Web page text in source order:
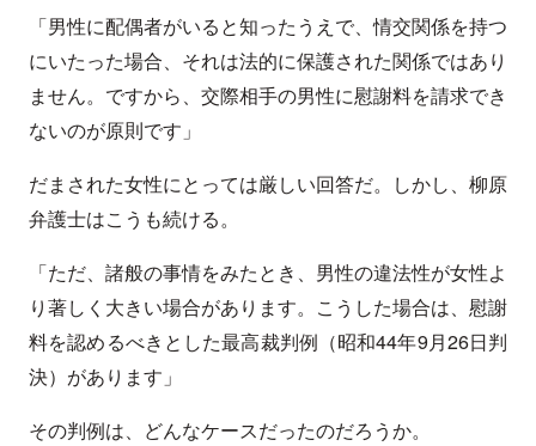
「男性に配偶者がいると知ったうえで、情交関係を持つ
にいたった場合、それは法的に保護された関係ではあり
ません。ですから、交際相手の男性に慰謝料を請求でき
ないのが原則です」
だまされた女性にとっては厳しい回答だ。しかし、柳原
弁護士はこうも続ける。
「ただ、諸般の事情をみたとき、男性の違法性が女性よ
り著しく大きい場合があります。こうした場合は、慰謝
料を認めるべきとした最高裁判例（昭和44年9月26日判
決）があります」
その判例は、どんなケースだったのだろうか。